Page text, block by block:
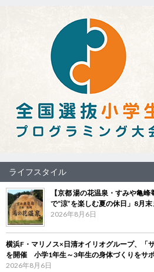
ライフスタイル
【京都 湯の花温泉・すみや亀
で“涼”を楽しむ夏の休日」8月
2026年8月6日
横浜F・マリノス×日清オイリオグループ、「
を開催 小学1年生～3年生の身体づくりをサ
2026年8月6日